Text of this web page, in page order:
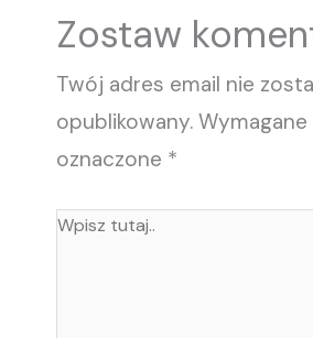
Zostaw
Twój adres email nie
opublikowany.
oznaczone *
WPISZ
TUTAJ..